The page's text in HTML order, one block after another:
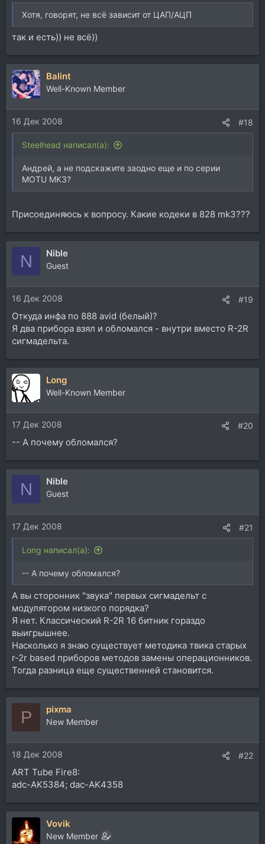
Хотя, говорят, не всё зависит от ЦАП/АЦП
так и есть)) не всё))
Balint
Well-Known Member
16 Дек 2008 #18
Steelhead написал(а):
Андрей, а не подскажите заодно еще и по серии
MOTU MK3?
Присоединяюсь к вопросу. Какие кодеки в 828 mk3???
N Nible
Guest
16 Дек 2008 #19
Откуда инфа по 888 avid (белый)?
Я два прибора взял и обломался - внутри вместо R-2R
сигмадельта.
Long
Well-Known Member
17 Дек 2008 #20
-- А почему обломался?
N Nible
Guest
17 Дек 2008 #21
Long написал(а):
-- А почему обломался?
А вы сторонник "звука" первых сигмадельт с
модулятором низкого порядка?
Я нет. Классический R-2R 16 битник гораздо
выигрышнее.
Насколько я знаю существует методика твика старых
r-2r based приборов методов замены операционников.
Тогда разница еще существенней становится.
P pixma
New Member
18 Дек 2008 #22
ART Tube Fire8:
adc-AK5384; dac-AK4358
Vovik
New Member